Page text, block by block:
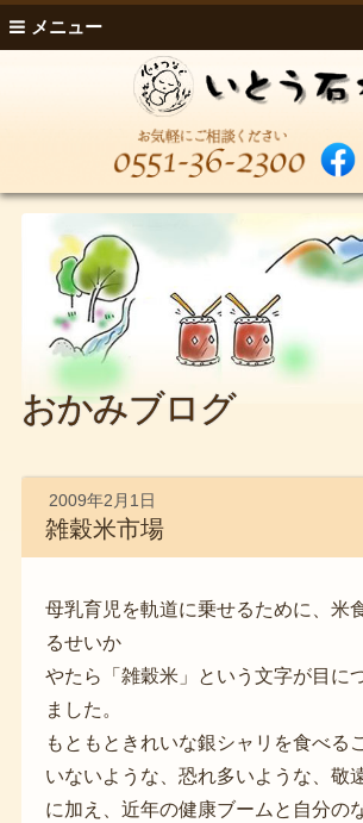
メニュー
おかみブログ
2009年2月1日
雑穀米市場
母乳育児を軌道に乗せるために、米
るせいか
やたら「雑穀米」という文字が目に
ました。
もともときれいな銀シャリを食べる
いないような、恐れ多いような、敬
に加え、近年の健康ブームと自分の